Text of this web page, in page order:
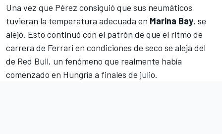
Una vez que Pérez consiguió que sus neumáticos
tuvieran la temperatura adecuada en Marina Bay, se
alejó. Esto continuó con el patrón de que el ritmo de
carrera de Ferrari en condiciones de seco se aleja del
de Red Bull, un fenómeno que realmente había
comenzado en Hungría a finales de julio.